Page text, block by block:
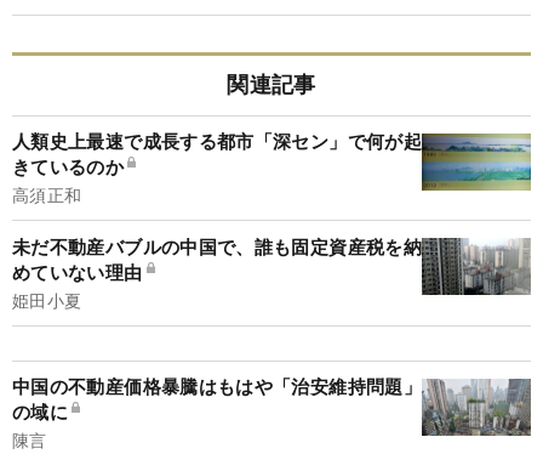
関連記事
人類史上最速で成長する都市「深セン」で何が起
きているのか
高須正和
未だ不動産バブルの中国で、誰も固定資産税を納
めていない理由
姫田小夏
中国の不動産価格暴騰はもはや「治安維持問題」
の域に
陳言